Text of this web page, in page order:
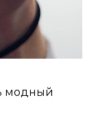
модный